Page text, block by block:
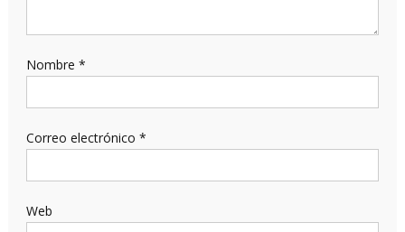
Nombre *
Correo electrónico *
Web